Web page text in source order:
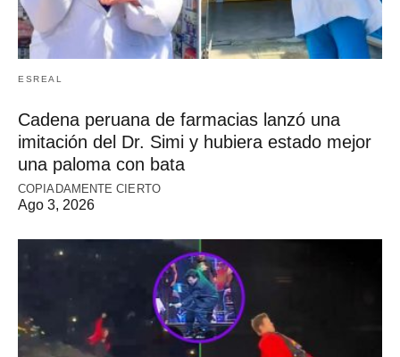
ESREAL
Cadena peruana de farmacias lanzó una
imitación del Dr. Simi y hubiera estado mejor
una paloma con bata
COPIADAMENTE CIERTO
Ago 3, 2026